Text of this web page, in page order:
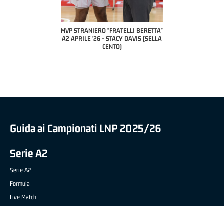
MVP "FRATELLI BERETTA" SAMUEL
DILAS B NAZIONALE APRILE '26 -
MARCO RESTELLI (TAV TREVIGLIO
Guida ai Campionati LNP 2025/26
Serie A2
Serie A2
Formula
Live Match